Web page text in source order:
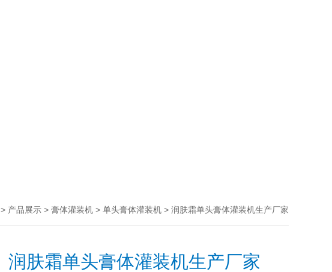
> 产品展示 > 膏体灌装机 > 单头膏体灌装机 > 润肤霜单头膏体灌装机生产厂家
润肤霜单头膏体灌装机生产厂家